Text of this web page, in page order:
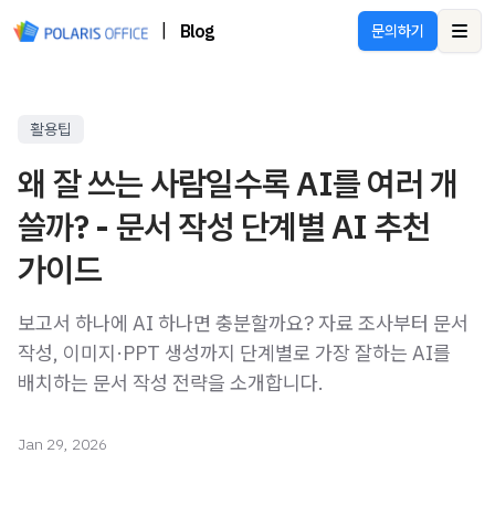
Blog 문의하기
활용팁
왜 잘 쓰는 사람일수록 AI를 여러 개
쓸까? - 문서 작성 단계별 AI 추천
가이드
보고서 하나에 AI 하나면 충분할까요? 자료 조사부터 문서
작성, 이미지·PPT 생성까지 단계별로 가장 잘하는 AI를
배치하는 문서 작성 전략을 소개합니다.
Jan 29, 2026